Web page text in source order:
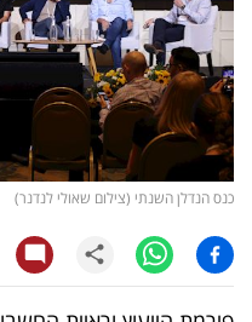
עסקית
קריפטו
ויראלי
טלוויזיה
עסקי
ספורט
כנס הנדלן השנתי (צילום שאולי לנדנר)